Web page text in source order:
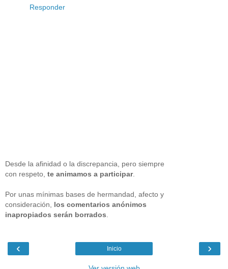
Responder
Desde la afinidad o la discrepancia, pero siempre
con respeto, te animamos a participar.
Por unas mínimas bases de hermandad, afecto y
consideración, los comentarios anónimos
inapropiados serán borrados
‹ ›
Inicio